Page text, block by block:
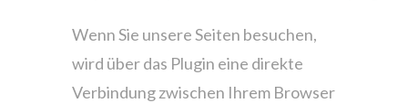
Wenn Sie unsere Seiten besuchen,
wird über das Plugin eine direkte
Verbindung zwischen Ihrem Browser